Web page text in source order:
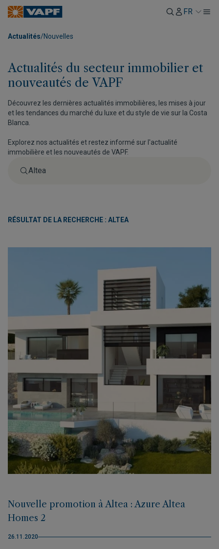
FR
Actualités/Nouvelles
Actualités du secteur immobilier et
nouveautés de VAPF
Découvrez les dernières actualités immobilières, les mises à jour
et les tendances du marché du luxe et du style de vie sur la Costa
Blanca.
Explorez nos actualités et restez informé sur l'actualité
immobilière et les nouveautés de VAPF.
RÉSULTAT DE LA RECHERCHE : ALTEA
Nouvelle promotion à Altea : Azure Altea
Homes 2
26.11.2020